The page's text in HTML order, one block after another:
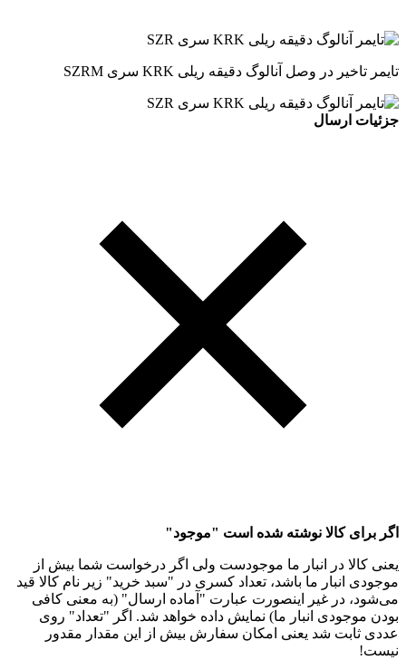
تایمر تاخیر در وصل آنالوگ دقیقه ریلی KRK سری SZRM
جزئیات ارسال
اگر برای کالا نوشته شده است "موجود"
یعنی کالا در انبار ما موجودست ولی اگر درخواست شما بیش از
موجودی انبار ما باشد، تعداد کسری در "سبد خرید" زیر نام کالا قید
می‌شود، در غیر اینصورت عبارت "آماده ارسال" (به معنی کافی
بودن موجودی انبار ما) نمایش داده خواهد شد. اگر "تعداد" روی
عددی ثابت شد یعنی امکان سفارش بیش از این مقدار مقدور
نیست!